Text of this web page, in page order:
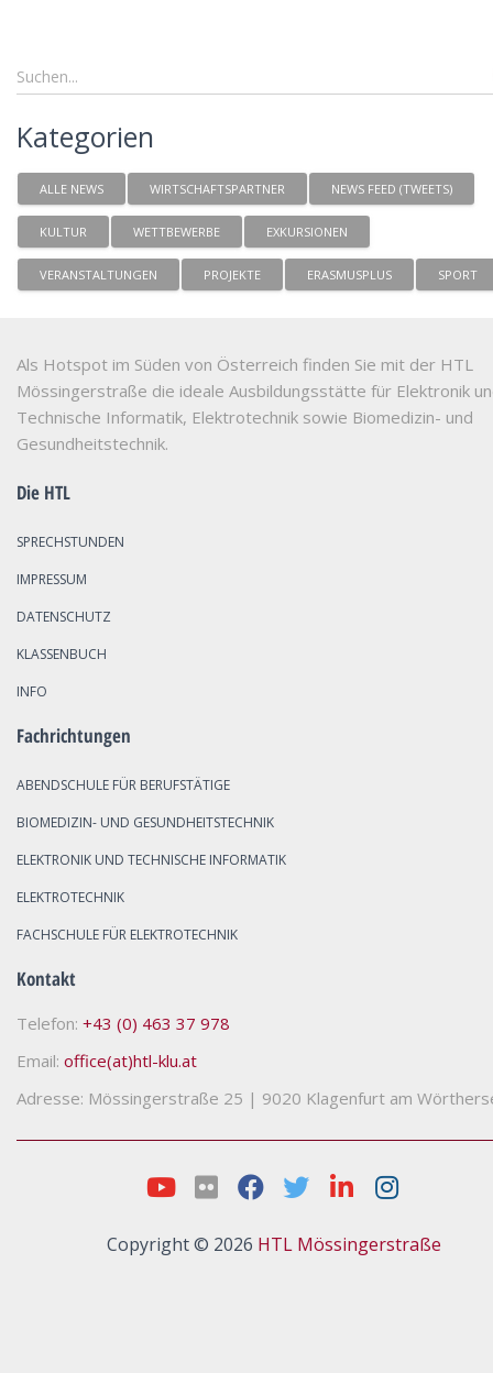
Kategorien
ALLE NEWS WIRTSCHAFTSPARTNER NEWS FEED (TWEETS)
KULTUR WETTBEWERBE EXKURSIONEN
VERANSTALTUNGEN PROJEKTE ERASMUSPLUS SPORT
Als Hotspot im Süden von Österreich finden Sie mit der HTL
Mössingerstraße die ideale Ausbildungsstätte für Elektronik
Technische Informatik, Elektrotechnik sowie Biomedizin- und
Gesundheitstechnik.
Die HTL
SPRECHSTUNDEN
IMPRESSUM
DATENSCHUTZ
KLASSENBUCH
INFO
Fachrichtungen
ABENDSCHULE FÜR BERUFSTÄTIGE
BIOMEDIZIN- UND GESUNDHEITSTECHNIK
ELEKTRONIK UND TECHNISCHE INFORMATIK
ELEKTROTECHNIK
FACHSCHULE FÜR ELEKTROTECHNIK
Kontakt
Telefon: +43 (0) 463 37 978
Email: office(at)htl-klu.at
Adresse: Mössingerstraße 25 | 9020 Klagenfurt am
Copyright © 2026 HTL Mössingerstraße